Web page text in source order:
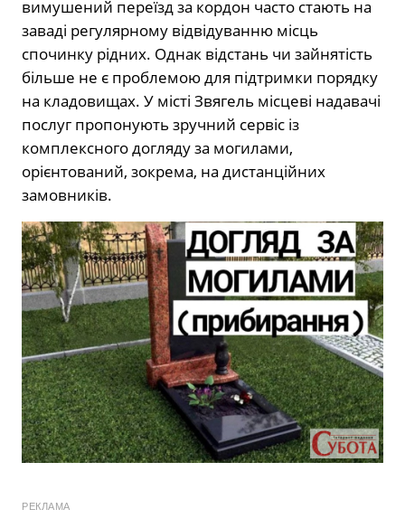
вимушений переїзд за кордон часто стають на
заваді регулярному відвідуванню місць
спочинку рідних. Однак відстань чи зайнятість
більше не є проблемою для підтримки порядку
на кладовищах. У місті Звягель місцеві надавачі
послуг пропонують зручний сервіс із
комплексного догляду за могилами,
орієнтований, зокрема, на дистанційних
замовників.
РЕКЛАМА